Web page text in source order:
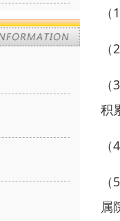
积
属